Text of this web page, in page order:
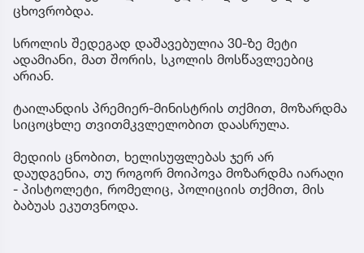
ცხოვრობდა.
სროლის შედეგად დაშავებულია 30-ზე მეტი
ადამიანი, მათ შორის, სკოლის მოსწავლეებიც
არიან.
ტაილანდის პრემიერ-მინისტრის თქმით, მოზარდმა
სიცოცხლე თვითმკვლელობით დაასრულა.
მედიის ცნობით, ხელისუფლებას ჯერ არ
დაუდგენია, თუ როგორ მოიპოვა მოზარდმა იარაღი
- პისტოლეტი, რომელიც, პოლიციის თქმით, მის
ბაბუას ეკუთვნოდა.